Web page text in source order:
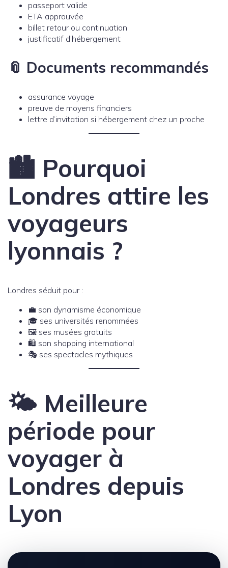
passeport valide
ETA approuvée
billet retour ou continuation
justificatif d’hébergement
📎 Documents recommandés
assurance voyage
preuve de moyens financiers
lettre d’invitation si hébergement chez un proche
🏙️ Pourquoi
Londres attire les
voyageurs
lyonnais ?
Londres séduit pour :
💼 son dynamisme économique
🎓 ses universités renommées
🖼️ ses musées gratuits
🛍️ son shopping international
🎭 ses spectacles mythiques
🌤️ Meilleure
période pour
voyager à
Londres depuis
Lyon